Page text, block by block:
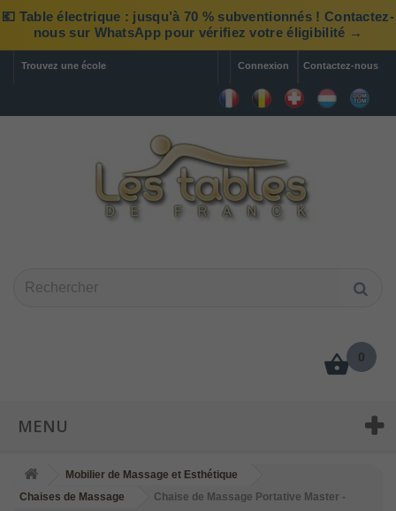
💶 Table électrique : jusqu’à 70 % subventionnés ! Contactez-
nous sur WhatsApp pour vérifiez votre éligibilité →
Contactez-nous
Trouvez une école Connexion
MENU
0
Mobilier de Massage et Esthétique
Chaises de Massage
Chaise de Massage Portative Master -